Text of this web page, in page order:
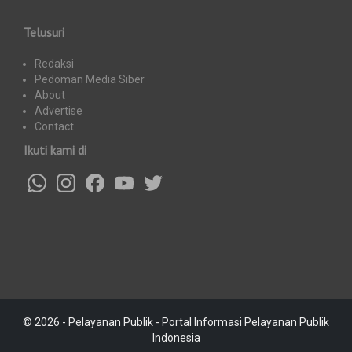
Telusuri
Redaksi
Pedoman Media Siber
About
Advertise
Contact
Ikuti kami di
© 2026 - Pelayanan Publik - Portal Informasi Pelayanan Publik
Indonesia